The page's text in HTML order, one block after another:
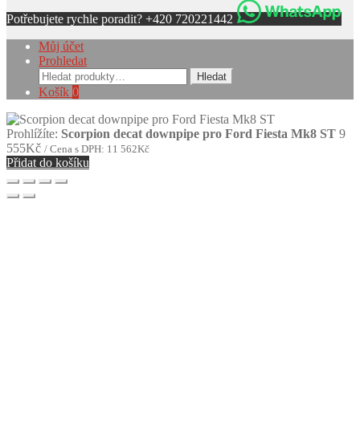
Potřebujete rychle poradit? +420 720221442
Můj účet
Prohledat
Hledat:
Hledat
Košík 0
Prohlížíte: Scorpion decat downpipe pro Ford Fiesta Mk8 ST 9
555Kč / Cena s DPH: 11 562Kč
Přidat do košíku